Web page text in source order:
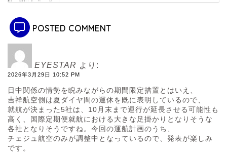
POSTED COMMENT
EYESTAR より:
2026年3月29日 10:52 PM
日中関係の情勢を睨みながらの期間限定措置とはいえ、
吉祥航空側は夏ダイヤ間の運休を既に表明しているので、
就航が決まった5社は、10月末まで運行が延長させる可能性も
高く、国際定期便就航における大きな足掛かりとなりそうな
各社となりそうですね。今回の運航計画のうち、
チェジュ航空のみが調整中となっているので、発表が楽しみ
です。